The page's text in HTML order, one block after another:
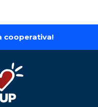
cooperativa!